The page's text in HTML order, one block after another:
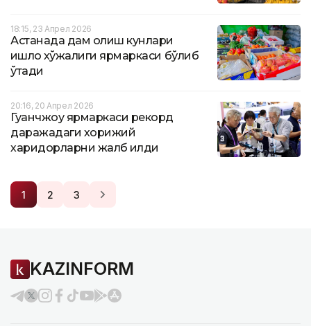
18:15, 23 Апрел 2026
Астанада дам олиш кунлари
қишлоқ хўжалиги ярмаркаси бўлиб
ўтади
20:16, 20 Апрел 2026
Гуанчжоу ярмаркаси рекорд
даражадаги хорижий
харидорларни жалб қилди
1 2 3
KAZINFORM